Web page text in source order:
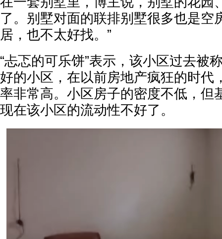
了。别墅对面的联排别墅很多也是空
居，也不太好找。”
“忐忑的可乐饼”表示，该小区过去被
好的小区，在以前房地产疯狂的时代
率非常高。小区房子的密度不低，但
现在该小区的流动性不好了。